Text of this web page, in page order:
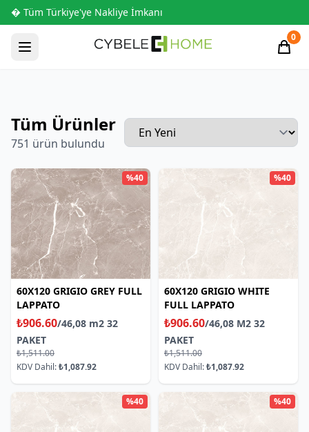
� Tüm Türkiye'ye Nakliye İmkanı
0
Tüm Ürünler
751 ürün bulundu
%40
60X120 GRIGIO GREY FULL
LAPPATO
₺906.60/46,08 m2 32
PAKET
₺1,511.00
KDV Dahil:₺1,087.92
%40
60X120 GRIGIO WHITE
FULL LAPPATO
₺906.60/46,08 M2 32
PAKET
₺1,511.00
KDV Dahil:₺1,087.92
%40 %40